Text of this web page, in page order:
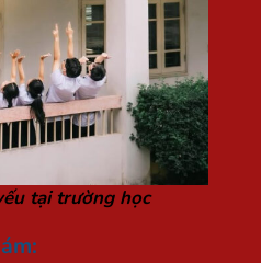
tại trường học